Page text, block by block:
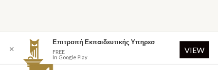
✕
Επιτροπή Εκπαιδευτικής Υπηρεσ
FREE
In Google Play
VIEW